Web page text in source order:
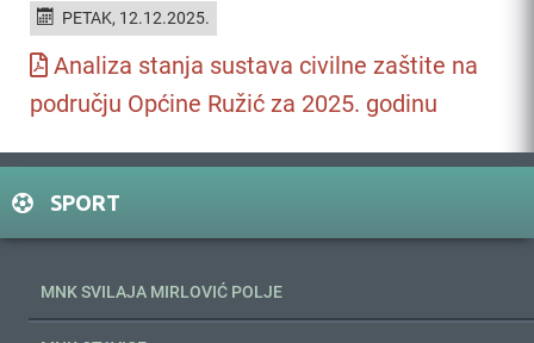
PETAK, 12.12.2025.
Analiza stanja sustava civilne zaštite na
području Općine Ružić za 2025. godinu
SPORT
MNK SVILAJA MIRLOVIĆ POLJE